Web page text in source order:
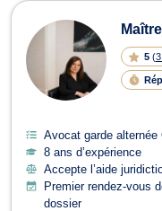
5 (
Avocat garde alternée
8 ans d’expérience
Accepte l’aide
Premier rendez-vous
dossier